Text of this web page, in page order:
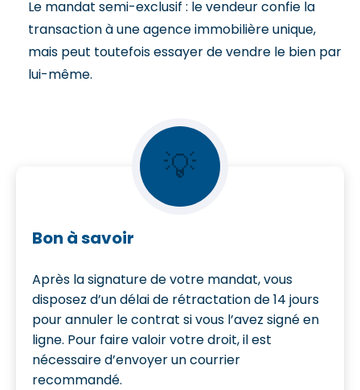
Le mandat semi-exclusif : le vendeur confie la
transaction à une agence immobilière unique,
mais peut toutefois essayer de vendre le bien par
lui-même.
💡
Bon à savoir
Après la signature de votre mandat, vous
disposez d’un délai de rétractation de 14 jours
pour annuler le contrat si vous l’avez signé en
ligne. Pour faire valoir votre droit, il est
nécessaire d’envoyer un courrier
recommandé.